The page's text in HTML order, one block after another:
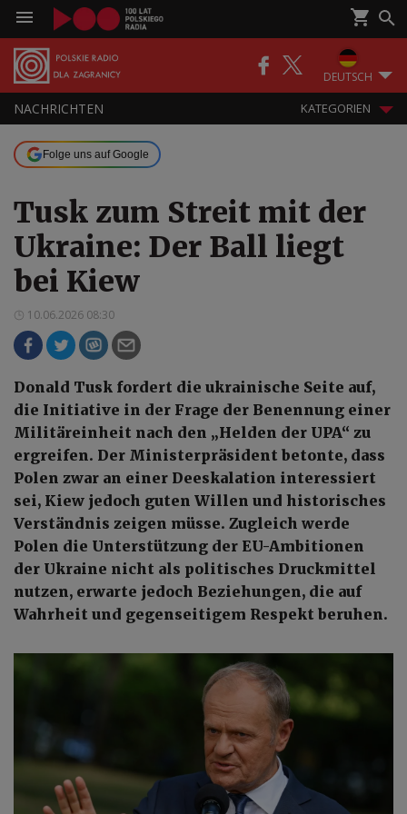
DEUTSCH
NACHRICHTEN KATEGORIEN
Folge uns auf Google
Tusk zum Streit mit der
Ukraine: Der Ball liegt
bei Kiew
10.06.2026 08:30
Donald Tusk fordert die ukrainische Seite auf,
die Initiative in der Frage der Benennung einer
Militäreinheit nach den „Helden der UPA“ zu
ergreifen. Der Ministerpräsident betonte, dass
Polen zwar an einer Deeskalation interessiert
sei, Kiew jedoch guten Willen und historisches
Verständnis zeigen müsse. Zugleich werde
Polen die Unterstützung der EU-Ambitionen
der Ukraine nicht als politisches Druckmittel
nutzen, erwarte jedoch Beziehungen, die auf
Wahrheit und gegenseitigem Respekt beruhen.